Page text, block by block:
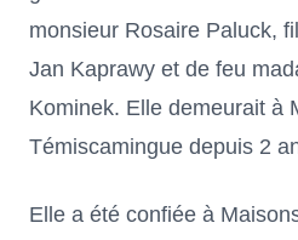
monsieur Rosaire Paluck,
Jan Kaprawy et de feu
Kominek. Elle demeurait à
Témiscamingue depuis 2
Elle a été confiée à